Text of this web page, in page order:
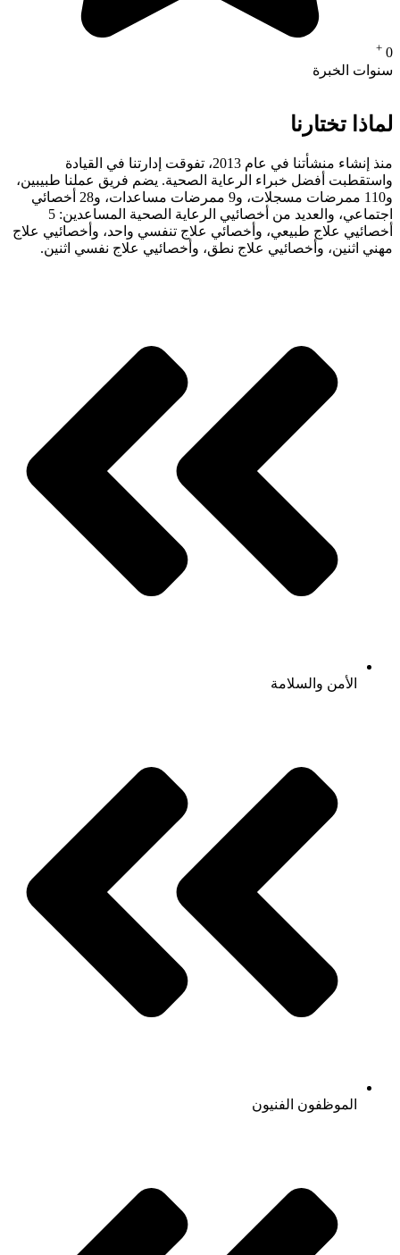
0
+
سنوات الخبرة
لماذا تختارنا
منذ إنشاء منشأتنا في عام 2013، تفوقت إدارتنا في القيادة
واستقطبت أفضل خبراء الرعاية الصحية. يضم فريق عملنا طبيبين،
و110 ممرضات مسجلات، و9 ممرضات مساعدات، و28 أخصائي
اجتماعي، والعديد من أخصائيي الرعاية الصحية المساعدين: 5
أخصائيي علاج طبيعي، وأخصائي علاج تنفسي واحد، وأخصائيي علاج
مهني اثنين، وأخصائيي علاج نطق، وأخصائيي علاج نفسي اثنين.
الأمن والسلامة
الموظفون الفنيون